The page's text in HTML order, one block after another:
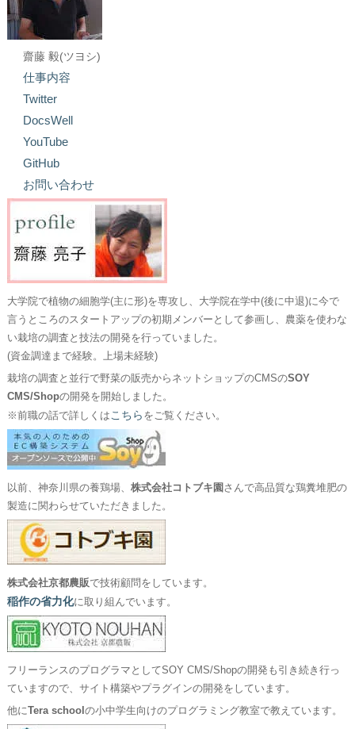
齋藤 毅(ツヨシ)
仕事内容
Twitter
DocsWell
YouTube
GitHub
お問い合わせ
大学院で植物の細胞学(主に形)を専攻し、大学院在学中(後に中退)に今で
言うところのスタートアップの初期メンバーとして参画し、農薬を使わな
い栽培の調査と技法の開発を行っていました。
(資金調達まで経験。上場未経験)
栽培の調査と並行で野菜の販売からネットショップのCMSのSOY
CMS/Shopの開発を開始しました。
※前職の話で詳しくは こちら をご覧ください。
以前、神奈川県の養鶏場、 株式会社コトブキ園 さんで高品質な鶏糞堆肥の
製造に関わらせていただきました。
株式会社京都農販で技術顧問をしています。
稲作の省力化に取り組んでいます。
フリーランスのプログラマとしてSOY CMS/Shopの開発も引き続き行っ
ていますので、サイト構築やプラグインの開発をしています。
他にTera school の小中学生向けのプログラミング教室で教えています。